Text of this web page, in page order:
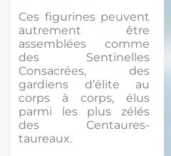
Ces figurines peuvent
autrement être
assemblées comme
des Sentinelles
Consacrées, des
gardiens d’élite au
corps à corps, élus
parmi les plus zélés
des Centaures-
taureaux.